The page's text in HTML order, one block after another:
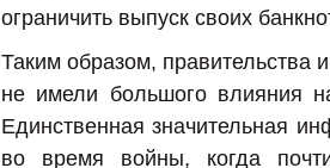
ограничить выпуск своих
Таким образом, правительства
не имели большого влияния
Единственная значительная
во время войны, когда